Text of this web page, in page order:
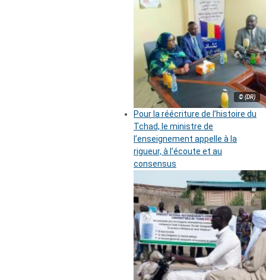
© (DR)
Pour la réécriture de l’histoire du
Tchad, le ministre de
l’enseignement appelle à la
rigueur, à l’écoute et au
consensus